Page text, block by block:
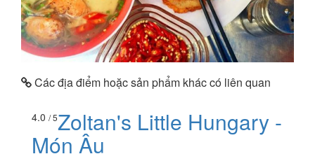
Các địa điểm hoặc sản phẩm khác có liên quan
4.0 / 5Zoltan's Little Hungary -
Món Âu